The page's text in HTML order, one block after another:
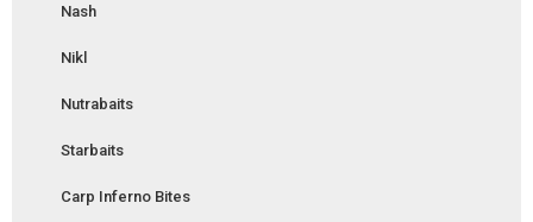
Nash
Nikl
Nutrabaits
Starbaits
Carp Inferno Bites